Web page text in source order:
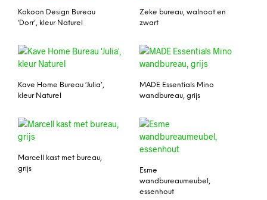
Kokoon Design Bureau
‘Dorr’, kleur Naturel
Zeke bureau, walnoot en
zwart
Kave Home Bureau ‘Julia’,
kleur Naturel
MADE Essentials Mino
wandbureau, grijs
Marcell kast met bureau,
grijs
Esme
wandbureaumeubel,
essenhout